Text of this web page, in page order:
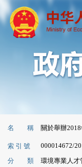
名 稱 關於舉辦
索 引 號 000014672/
分 類 環境專業人才